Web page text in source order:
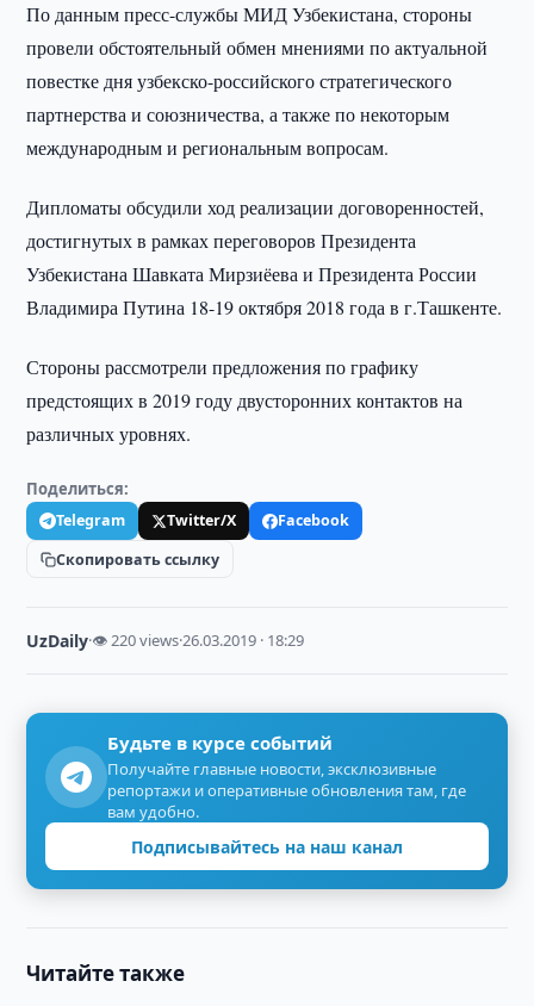
По данным пресс-службы МИД Узбекистана, стороны
провели обстоятельный обмен мнениями по актуальной
повестке дня узбекско-российского стратегического
партнерства и союзничества, а также по некоторым
международным и региональным вопросам.
Дипломаты обсудили ход реализации договоренностей,
достигнутых в рамках переговоров Президента
Узбекистана Шавката Мирзиёева и Президента России
Владимира Путина 18-19 октября 2018 года в г.Ташкенте.
Стороны рассмотрели предложения по графику
предстоящих в 2019 году двусторонних контактов на
различных уровнях.
Поделиться:
Telegram Twitter/X
Facebook
Скопировать ссылку
UzDaily·👁 220 views·26.03.2019 · 18:29
Будьте в курсе событий
Получайте главные новости, эксклюзивные
репортажи и оперативные обновления там, где
вам удобно.
Подписывайтесь на наш канал
Читайте также